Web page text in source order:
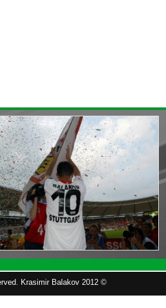
Krasimir Balakov 2012 ©